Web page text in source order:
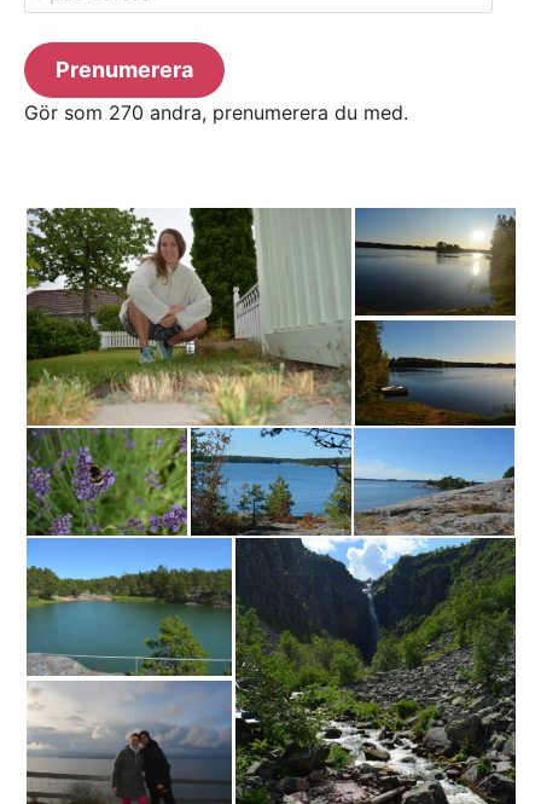
postadress
Prenumerera
Gör som 270 andra, prenumerera du med.